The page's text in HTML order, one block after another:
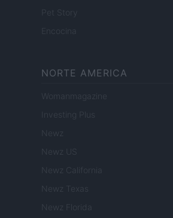
Encocina
NORTE AMERICA
Womanmagazine
Investing Plus
Newz
Newz US
Newz California
Newz Texas
Newz Florida